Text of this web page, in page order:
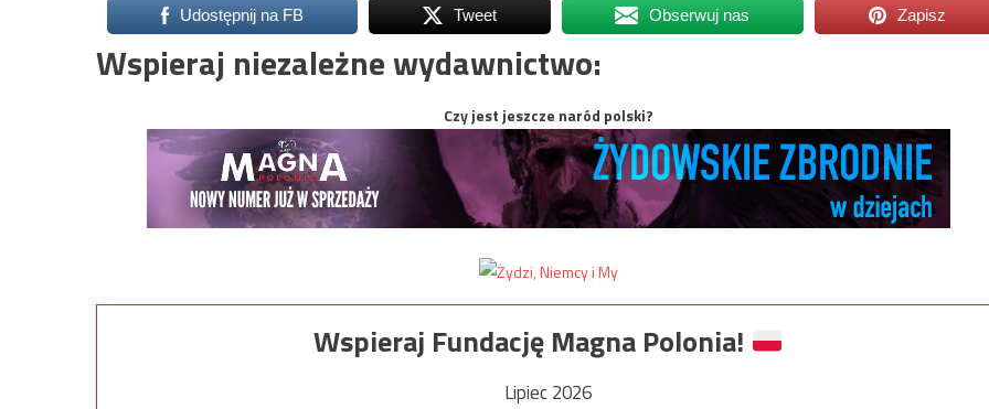
Udostępnij na FB Tweet Obserwuj nas Zapisz
Wspieraj niezależne wydawnictwo:
Czy jest jeszcze naród polski?
Wspieraj Fundację Magna Polonia!
Lipiec 2026